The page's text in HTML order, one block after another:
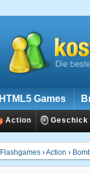
HTML5 Games
Action Geschick
Flashgames ›Action ›